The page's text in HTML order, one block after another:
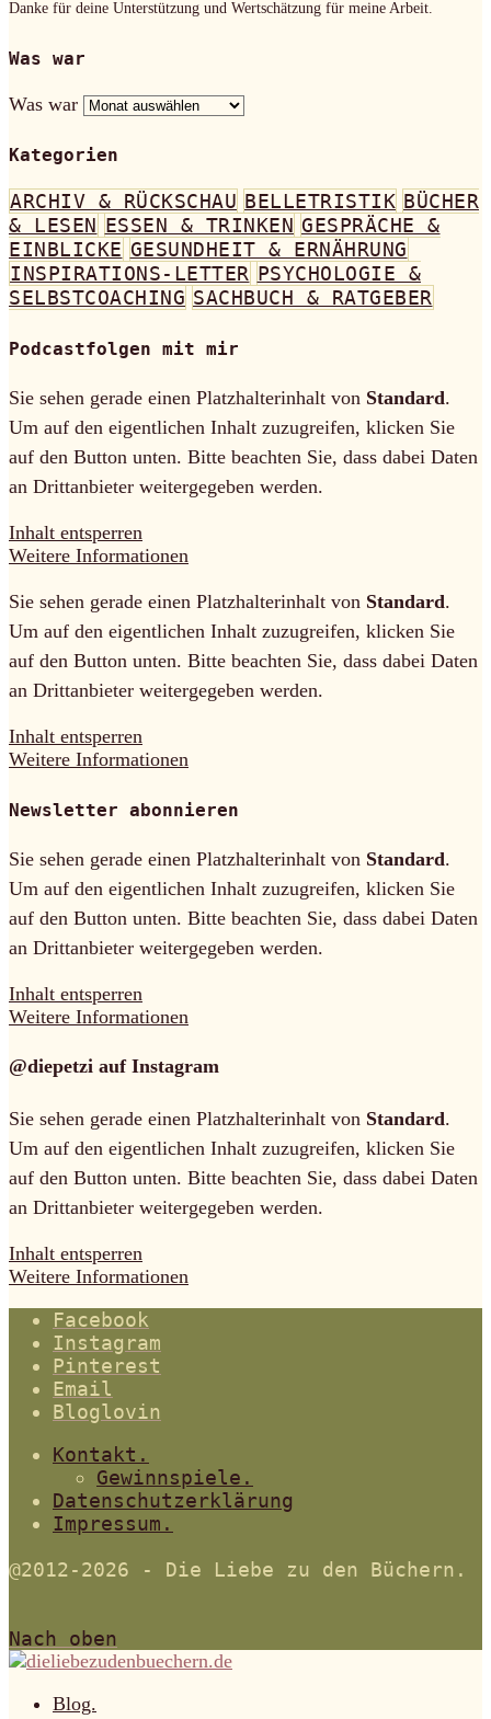
Danke für deine Unterstützung und Wertschätzung für meine Arbeit.
Was war
Was war
Kategorien
ARCHIV & RÜCKSCHAU BELLETRISTIK BÜCHER
& LESEN ESSEN & TRINKEN GESPRÄCHE &
EINBLICKE GESUNDHEIT & ERNÄHRUNG
INSPIRATIONS-LETTER PSYCHOLOGIE &
SELBSTCOACHING SACHBUCH & RATGEBER
Podcastfolgen mit mir
Sie sehen gerade einen Platzhalterinhalt von Standard.
Um auf den eigentlichen Inhalt zuzugreifen, klicken Sie
auf den Button unten. Bitte beachten Sie, dass dabei Daten
an Drittanbieter weitergegeben werden.
Inhalt entsperren
Weitere Informationen
Sie sehen gerade einen Platzhalterinhalt von Standard.
Um auf den eigentlichen Inhalt zuzugreifen, klicken Sie
auf den Button unten. Bitte beachten Sie, dass dabei Daten
an Drittanbieter weitergegeben werden.
Inhalt entsperren
Weitere Informationen
Newsletter abonnieren
Sie sehen gerade einen Platzhalterinhalt von Standard.
Um auf den eigentlichen Inhalt zuzugreifen, klicken Sie
auf den Button unten. Bitte beachten Sie, dass dabei Daten
an Drittanbieter weitergegeben werden.
Inhalt entsperren
Weitere Informationen
@diepetzi auf Instagram
Sie sehen gerade einen Platzhalterinhalt von Standard.
Um auf den eigentlichen Inhalt zuzugreifen, klicken Sie
auf den Button unten. Bitte beachten Sie, dass dabei Daten
an Drittanbieter weitergegeben werden.
Inhalt entsperren
Weitere Informationen
Facebook
Instagram
Pinterest
Email
Bloglovin
Kontakt.
Gewinnspiele.
Datenschutzerklärung
Impressum.
@2012-2026 - Die Liebe zu den Büchern.
Nach oben
Blog.